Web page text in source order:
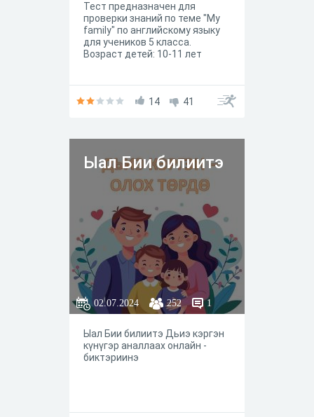
Тест предназначен для
проверки знаний по теме "My
family" по английскому языку
для учеников 5 класса.
Возраст детей: 10-11 лет
14 41
Ыал Бии билиитэ
02.07.2024 252 1
Ыал Бии билиитэ Дьиэ кэргэн
күнүгэр аналлаах онлайн -
биктэриинэ